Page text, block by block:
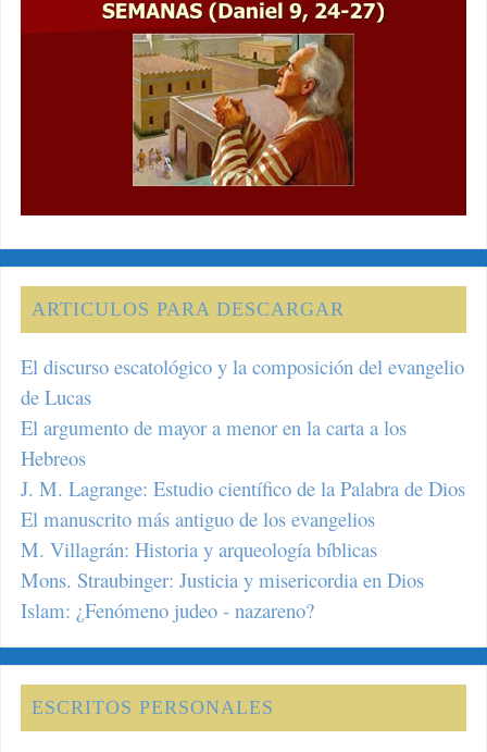
ARTICULOS PARA DESCARGAR
El discurso escatológico y la composición del evangelio
de Lucas
El argumento de mayor a menor en la carta a los
Hebreos
J. M. Lagrange: Estudio científico de la Palabra de Dios
El manuscrito más antiguo de los evangelios
M. Villagrán: Historia y arqueología bíblicas
Mons. Straubinger: Justicia y misericordia en Dios
Islam: ¿Fenómeno judeo - nazareno?
ESCRITOS PERSONALES